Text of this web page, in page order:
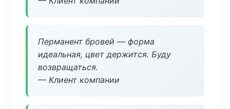
Перманент бровей — форма
идеальная, цвет держится. Буду
возвращаться.
— Клиент компании